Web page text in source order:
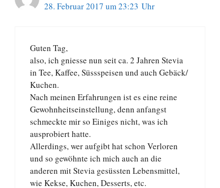
28. Februar 2017 um 23:23 Uhr
Guten Tag,
also, ich gniesse nun seit ca. 2 Jahren Stevia
in Tee, Kaffee, Süssspeisen und auch Gebäck/
Kuchen.
Nach meinen Erfahrungen ist es eine reine
Gewohnheitseinstellung, denn anfangst
schmeckte mir so Einiges nicht, was ich
ausprobiert hatte.
Allerdings, wer aufgibt hat schon Verloren
und so gewöhnte ich mich auch an die
anderen mit Stevia gesüssten Lebensmittel,
wie Kekse, Kuchen, Desserts, etc.